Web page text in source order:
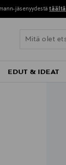
jäsenyydestä täältä
EDUT & IDEAT